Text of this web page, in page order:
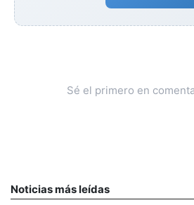
Sé el primero en
Noticias más leídas